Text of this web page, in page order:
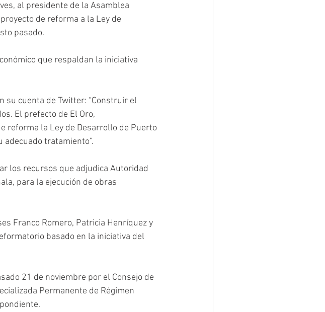
al presidente de la Asamblea
de reforma a la Ley de
pasado.
que respaldan la iniciativa
su cuenta de Twitter: “Construir el
El prefecto de El Oro,
reforma la Ley de Desarrollo de Puerto
tratamiento”.
los recursos que adjudica Autoridad
para la ejecución de obras
Franco Romero, Patricia Henríquez y
basado en la iniciativa del
21 de noviembre por el Consejo de
Permanente de Régimen